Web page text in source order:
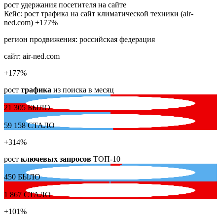
рост удержания посетителя на сайте
Кейс: рост трафика на сайт климатической техники (air-
ned.com) +177%
регион продвижения: российская федерация
сайт: air-ned.com
+177%
рост трафика из поиска в месяц
21 305БЫЛО
59 158СТАЛО
+314%
рост ключевых запросов ТОП-10
450 БЫЛО
1 867 СТАЛО
+101%